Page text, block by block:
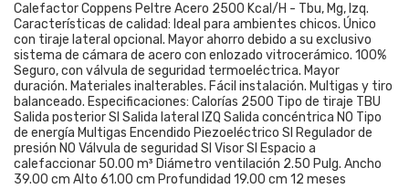
Calefactor Coppens Peltre Acero 2500 Kcal/H - Tbu, Mg, Izq.
Características de calidad: Ideal para ambientes chicos. Único
con tiraje lateral opcional. Mayor ahorro debido a su exclusivo
sistema de cámara de acero con enlozado vitrocerámico. 100%
Seguro, con válvula de seguridad termoeléctrica. Mayor
duración. Materiales inalterables. Fácil instalación. Multigas y tiro
balanceado. Especificaciones: Calorías 2500 Tipo de tiraje TBU
Salida posterior SI Salida lateral IZQ Salida concéntrica NO Tipo
de energía Multigas Encendido Piezoeléctrico SI Regulador de
presión NO Válvula de seguridad SI Visor SI Espacio a
calefaccionar 50.00 m³ Diámetro ventilación 2.50 Pulg. Ancho
39.00 cm Alto 61.00 cm Profundidad 19.00 cm 12 meses